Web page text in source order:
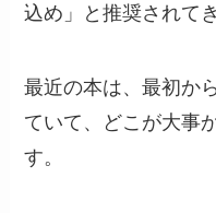
込め」と推奨されて
最近の本は、最初か
ていて、どこが大事
す。